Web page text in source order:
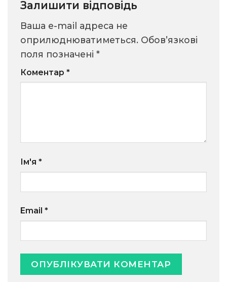
Залишити відповідь
Ваша e-mail адреса не
оприлюднюватиметься. Обов’язкові
поля позначені *
Коментар *
Ім'я *
Email *